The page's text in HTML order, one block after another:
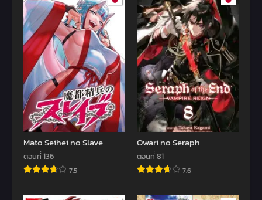
Mato Seihei no Slave
ตอนที่ 136
7.5
Owari no Seraph
ตอนที่ 81
7.6